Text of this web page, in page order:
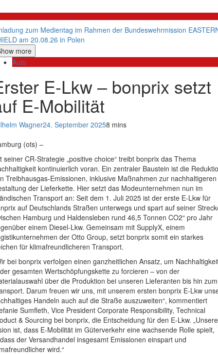
zum Medientag im Rahmen der Bundeswehrmission
am 20.08.26 in Polen
more
Auto
E-Lkw – bonprix setzt
E-Mobilität
Wagner24. September 20258 mins
(ots) –
seiner CR-Strategie „positive choice“ treibt bonprix das Thema
kontinuierlich voran. Ein zentraler Baustein ist die
Treibhausgas-Emissionen, inklusive Maßnahmen zur nachhaltigeren
der Lieferkette. Hier setzt das Modeunternehmen nun im
Transport an: Seit dem 1. Juli 2025 ist der erste E-Lkw für
auf Deutschlands Straßen unterwegs und spart auf seiner
Hamburg und Haldensleben rund 46,5 Tonnen CO2“ pro Jahr
einem Diesel-Lkw. Gemeinsam mit SupplyX, einem
der Otto Group, setzt bonprix somit ein starkes
für klimafreundlicheren Transport.
bei bonprix verfolgen einen ganzheitlichen Ansatz, um
gesamten Wertschöpfungskette zu forcieren – von der
über die Produktion bei unseren Lieferanten bis hin zum
Darum freuen wir uns, mit unserem ersten bonprix E-Lkw
Handeln auch auf die Straße auszuweiten“, kommentiert
Sumfleth, Vice President Corporate Responsibility, Technical
& Sourcing bei bonprix, die Entscheidung für den E-Lkw. „Unsere
ist, dass E-Mobilität im Güterverkehr eine wachsende Rolle spielt,
der Versandhandel insgesamt Emissionen einspart und
wird.“